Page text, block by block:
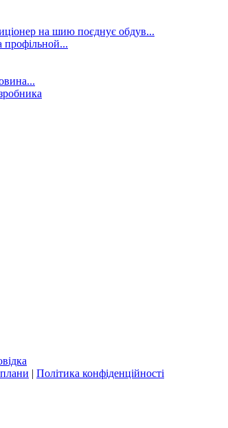
на шию поєднує обдув...
профільной...
| Політика конфіденційності